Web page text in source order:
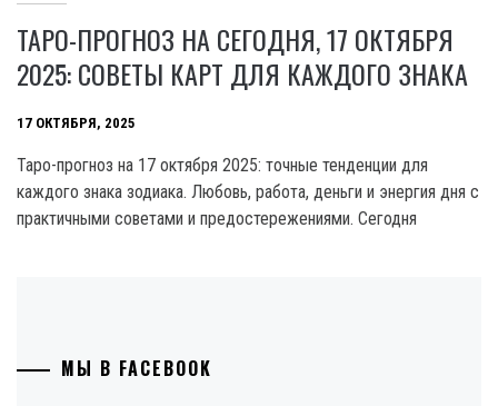
ТАРО-ПРОГНОЗ НА СЕГОДНЯ, 17 ОКТЯБРЯ
2025: СОВЕТЫ КАРТ ДЛЯ КАЖДОГО ЗНАКА
17 ОКТЯБРЯ, 2025
Таро-прогноз на 17 октября 2025: точные тенденции для
каждого знака зодиака. Любовь, работа, деньги и энергия дня с
практичными советами и предостережениями. Сегодня
МЫ В FACEBOOK